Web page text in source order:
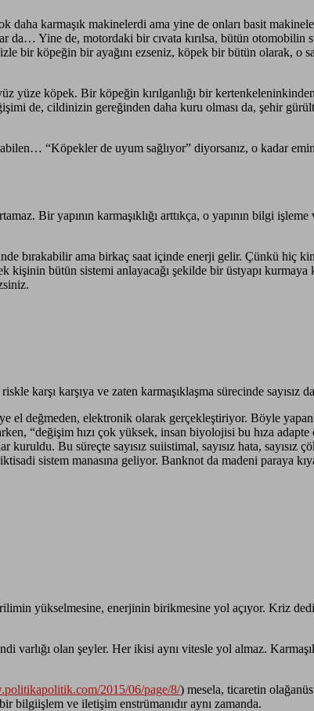
karmaşık makinelerdi ama yine de onları basit
da… Yine de, motordaki bir cıvata kırılsa, bütün otomobilin
bir köpeğin bir ayağını ezseniz, köpek bir bütün olarak, o
köpek. Bir köpeğin kırılganlığı bir
de, cildinizin gereğinden daha kuru olması da, şehir
“Köpekler de uyum sağlıyor” diyorsanız, o kadar
Bir yapının karmaşıklığı arttıkça, o yapının bilgi
ama birkaç saat içinde enerji gelir. Çünkü hiç
bütün sistemi anlayacağı şekilde bir üstyapı kurmaya
karşı karşıya ve zaten karmaşıklaşma sürecinde sayısız
el değmeden, elektronik olarak gerçekleştiriyor. Böyle
“değişim hızı çok yüksek, insan biyolojisi bu hıza
Bu süreçte sayısız suiistimal, sayısız hata, sayısız
sistem manasına geliyor. Banknot da madeni paraya
yükselmesine, enerjinin birikmesine yol açıyor. Kriz
varlığı olan şeyler. Her ikisi aynı vitesle yol almaz.
2015/06/page/8/) mesela, ticaretin
bilgiişlem ve iletişim enstrümanıdır aynı zamanda.